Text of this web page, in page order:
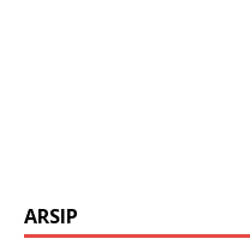
ARSIP